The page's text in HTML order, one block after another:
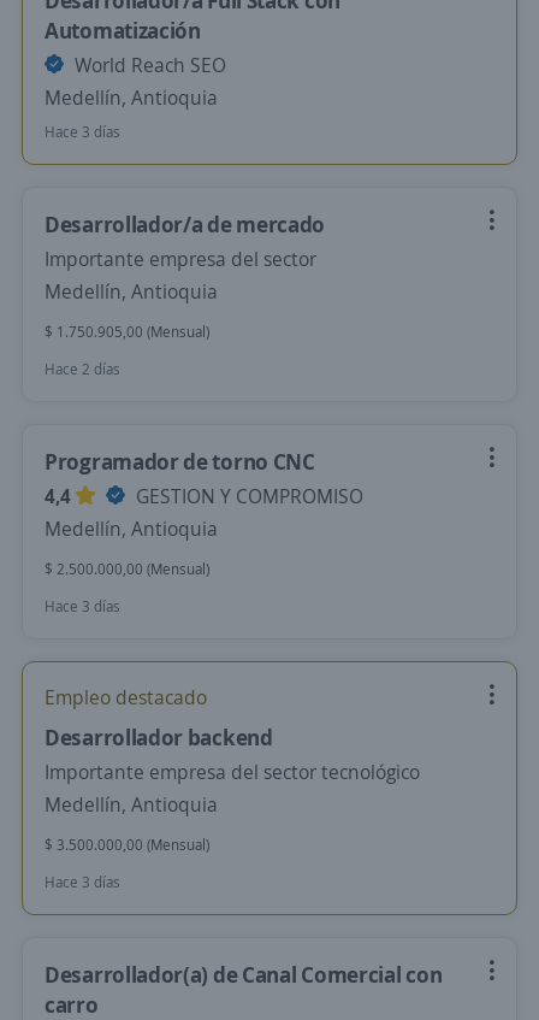
Automatización
World Reach SEO
Medellín, Antioquia
Hace 3 días
Desarrollador/a de mercado
Importante empresa del sector
Medellín, Antioquia
$ 1.750.905,00 (Mensual)
Hace 2 días
Programador de torno CNC
4,4
GESTION Y COMPROMISO
Medellín, Antioquia
$ 2.500.000,00 (Mensual)
Hace 3 días
Empleo destacado
Desarrollador backend
Importante empresa del sector tecnológico
Medellín, Antioquia
$ 3.500.000,00 (Mensual)
Hace 3 días
Desarrollador(a) de Canal Comercial con
carro